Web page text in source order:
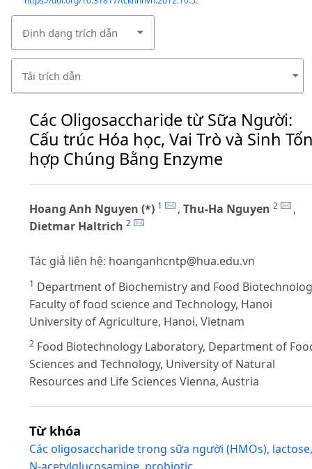
Định dạng trích dẫn
Tải trích dẫn
Các Oligosaccharide từ Sữa Người:
Cấu trúc Hóa học, Vai Trò và Sinh
hợp Chúng Bằng Enzyme
Hoang Anh Nguyen (*) 1 , Thu-Ha Nguyen 2
,
Dietmar Haltrich 2
Tác giả liên hệ: hoanganhcntp@hua.edu.vn
1 Department of Biochemistry and Food
Faculty of food science and Technology, Hanoi
University of Agriculture, Hanoi, Vietnam
2 Food Biotechnology Laboratory, Department of
Sciences and Technology, University of Natural
Resources and Life Sciences Vienna, Austria
Từ khóa
Các oligosaccharide trong sữa người (HMOs), lactose,